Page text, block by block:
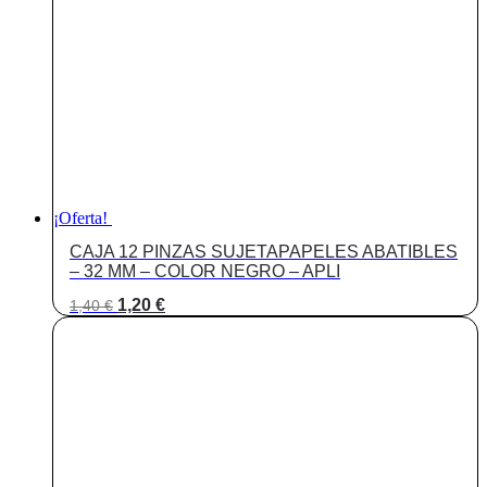
¡Oferta!
CAJA 12 PINZAS SUJETAPAPELES ABATIBLES
– 32 MM – COLOR NEGRO – APLI
1,40€ El
precio
1,20 €El
precio